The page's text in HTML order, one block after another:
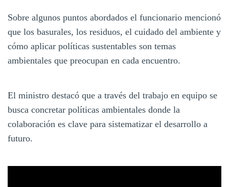
Sobre algunos puntos abordados el funcionario mencionó
que los basurales, los residuos, el cuidado del ambiente y
cómo aplicar políticas sustentables son temas
ambientales que preocupan en cada encuentro.
El ministro destacó que a través del trabajo en equipo se
busca concretar políticas ambientales donde la
colaboración es clave para sistematizar el desarrollo a
futuro.